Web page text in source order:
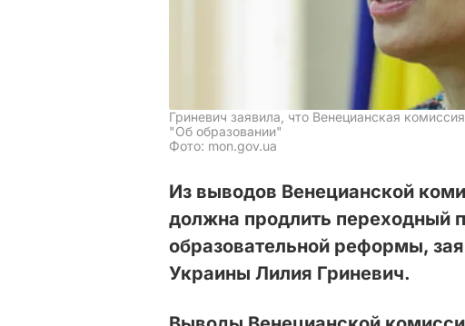
Гриневич заявила, что Венецианская
"Об образовании"
Фото: mon.gov.ua
Из выводов Венецианской
должна продлить переходный
образовательной реформы,
Украины Лилия Гриневич.